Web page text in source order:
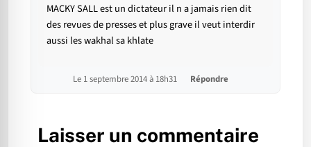
MACKY SALL est un dictateur il n a jamais rien dit
des revues de presses et plus grave il veut interdir
aussi les wakhal sa khlate
Le 1 septembre 2014 à 18h31 Répondre
Laisser un commentaire